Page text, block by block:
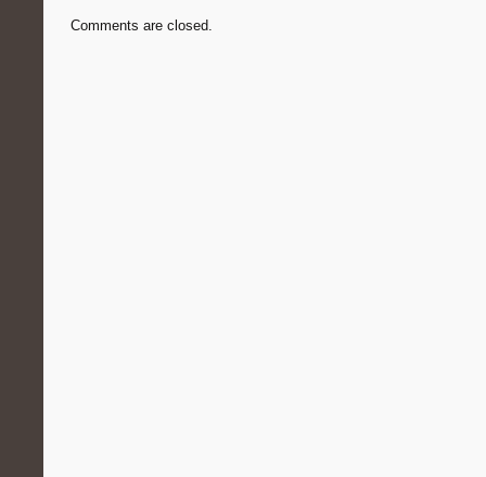
Comments are closed.